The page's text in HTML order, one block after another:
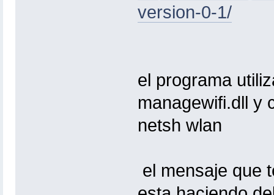
version-0-1/
el programa
managewifi.dll y
netsh wlan
el mensaje que